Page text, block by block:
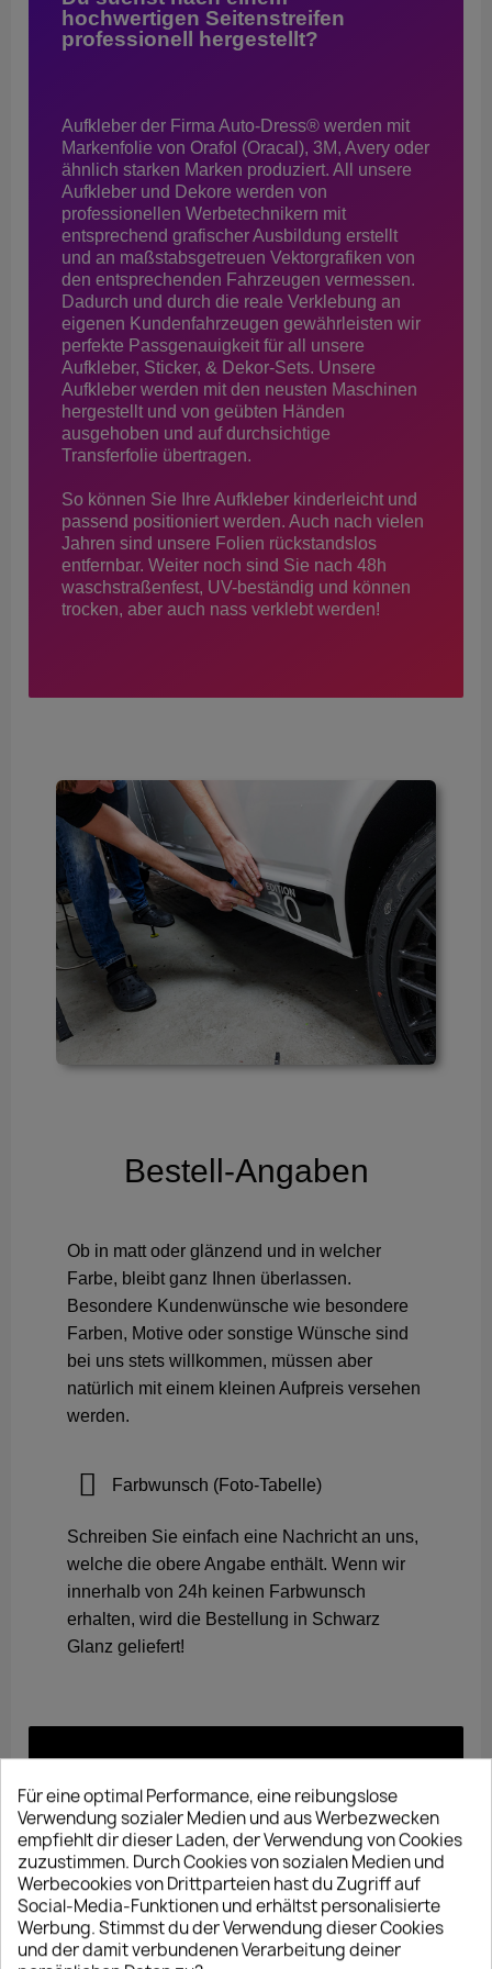
hochwertigen Seitenstreifen
professionell hergestellt?
Aufkleber der Firma Auto-Dress® werden mit
Markenfolie von Orafol (Oracal), 3M, Avery oder
ähnlich starken Marken produziert. All unsere
Aufkleber und Dekore werden von
professionellen Werbetechnikern mit
entsprechend grafischer Ausbildung erstellt
und an maßstabsgetreuen Vektorgrafiken von
den entsprechenden Fahrzeugen vermessen.
Dadurch und durch die reale Verklebung an
eigenen Kundenfahrzeugen gewährleisten wir
perfekte Passgenauigkeit für all unsere
Aufkleber, Sticker, & Dekor-Sets. Unsere
Aufkleber werden mit den neusten Maschinen
hergestellt und von geübten Händen
ausgehoben und auf durchsichtige
Transferfolie übertragen.
So können Sie Ihre Aufkleber kinderleicht und
passend positioniert werden. Auch nach vielen
Jahren sind unsere Folien rückstandslos
entfernbar. Weiter noch sind Sie nach 48h
waschstraßenfest, UV-beständig und können
trocken, aber auch nass verklebt werden!
Bestell-Angaben
Ob in matt oder glänzend und in welcher
Farbe, bleibt ganz Ihnen überlassen.
Besondere Kundenwünsche wie besondere
Farben, Motive oder sonstige Wünsche sind
bei uns stets willkommen, müssen aber
natürlich mit einem kleinen Aufpreis versehen
werden.
Farbwunsch (Foto-Tabelle)
Schreiben Sie einfach eine Nachricht an uns,
welche die obere Angabe enthält. Wenn wir
innerhalb von 24h keinen Farbwunsch
erhalten, wird die Bestellung in Schwarz
Glanz geliefert!
Für eine optimal Performance, eine reibungslose
Verwendung sozialer Medien und aus Werbezwecken
empfiehlt dir dieser Laden, der Verwendung von Cookies
zuzustimmen. Durch Cookies von sozialen Medien und
Werbecookies von Drittparteien hast du Zugriff auf
Social-Media-Funktionen und erhältst personalisierte
Werbung. Stimmst du der Verwendung dieser Cookies
und der damit verbundenen Verarbeitung deiner